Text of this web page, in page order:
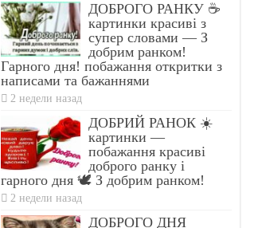
ДОБРОГО РАНКУ ☕
картинки красиві з
супер словами — З
добрим ранком!
Гарного дня! побажання откритки з
написами та бажаннями
2 недели назад
ДОБРИЙ РАНОК ☀️
картинки —
побажання красиві
доброго ранку і
гарного дня 🕊️ З добрим ранком!
2 недели назад
ДОБРОГО ДНЯ